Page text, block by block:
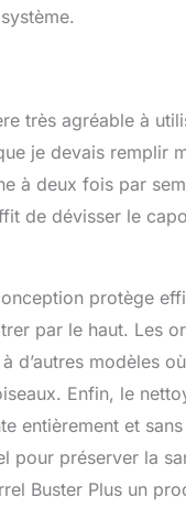
très agréable à
je devais remplir
à deux fois par
de dévisser le
protège
par le haut. Les
d’autres modèles
Enfin, le
entièrement et
pour préserver la
Buster Plus un